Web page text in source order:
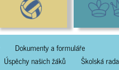
Dokumenty a formuláře
Úspěchy našich žáků
Školská rada